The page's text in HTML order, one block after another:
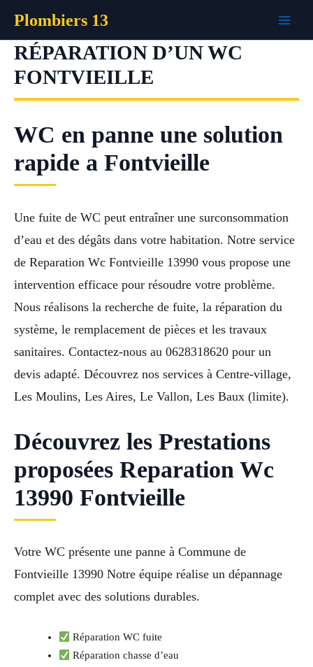
contenu
Plombiers 13
RÉPARATION D’UN WC
FONTVIEILLE
WC en panne une solution
rapide a Fontvieille
Une fuite de WC peut entraîner une surconsommation
d’eau et des dégâts dans votre habitation. Notre service
de Reparation Wc Fontvieille 13990 vous propose une
intervention efficace pour résoudre votre problème.
Nous réalisons la recherche de fuite, la réparation du
système, le remplacement de pièces et les travaux
sanitaires. Contactez-nous au 0628318620 pour un
devis adapté. Découvrez nos services à Centre-village,
Les Moulins, Les Aires, Le Vallon, Les Baux (limite).
Découvrez les Prestations
proposées Reparation Wc
13990 Fontvieille
Votre WC présente une panne à Commune de
Fontvieille 13990 Notre équipe réalise un dépannage
complet avec des solutions durables.
Réparation WC fuite
Réparation chasse d’eau